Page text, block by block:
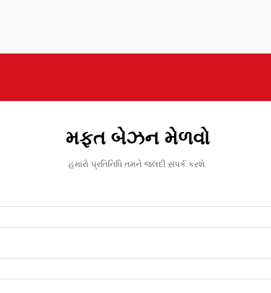
મફત બેઝન મેળવો
હમારો પ્રતિનિધિ તમને જલદી સંપર્ક કરશે.